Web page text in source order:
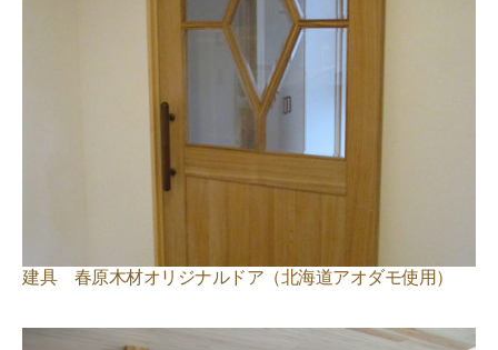
建具 春原木材オリジナルドア（北海道アオダモ使用）